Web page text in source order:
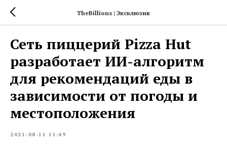
TheBillions | Эксклюзив
Сеть пиццерий Pizza Hut
разработает ИИ-алгоритм
для рекомендаций еды в
зависимости от погоды и
местоположения
2021-08-11 15:49